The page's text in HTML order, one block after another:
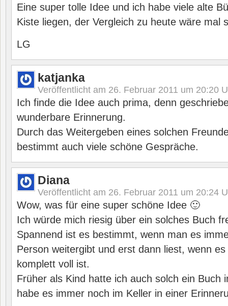
Eine super tolle Idee und ich habe viele alte
Kiste liegen, der Vergleich zu heute wäre mal
LG
katjanka
Veröffentlicht am 26. Februar 2011 um 20:20
Ich finde die Idee auch prima, denn
wunderbare Erinnerung.
Durch das Weitergeben eines solchen
bestimmt auch viele schöne Gespräche.
Diana
Veröffentlicht am 26. Februar 2011 um 20:24
Wow, was für eine super schöne Idee 🙂
Ich würde mich riesig über ein solches Buch
Spannend ist es bestimmt, wenn man es
Person weitergibt und erst dann liest, wenn
komplett voll ist.
Früher als Kind hatte ich auch solch ein Buch
habe es immer noch im Keller in einer